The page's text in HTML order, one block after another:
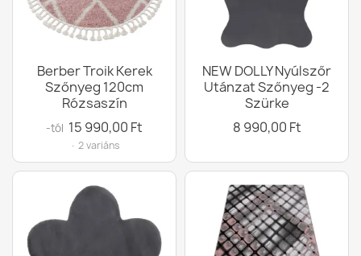
Berber Troik Kerek
Szőnyeg 120cm
Rózsaszín
-tól 15 990,00 Ft
· 2 variáns
NEW DOLLY Nyúlszőr
Utánzat Szőnyeg -2
Szürke
8 990,00 Ft